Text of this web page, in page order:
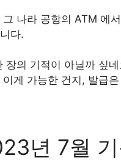
그 나라 공항의 ATM 에
다.
장의 기적이 아닐까 싶
이게 가능한 건지, 발급
년 7월